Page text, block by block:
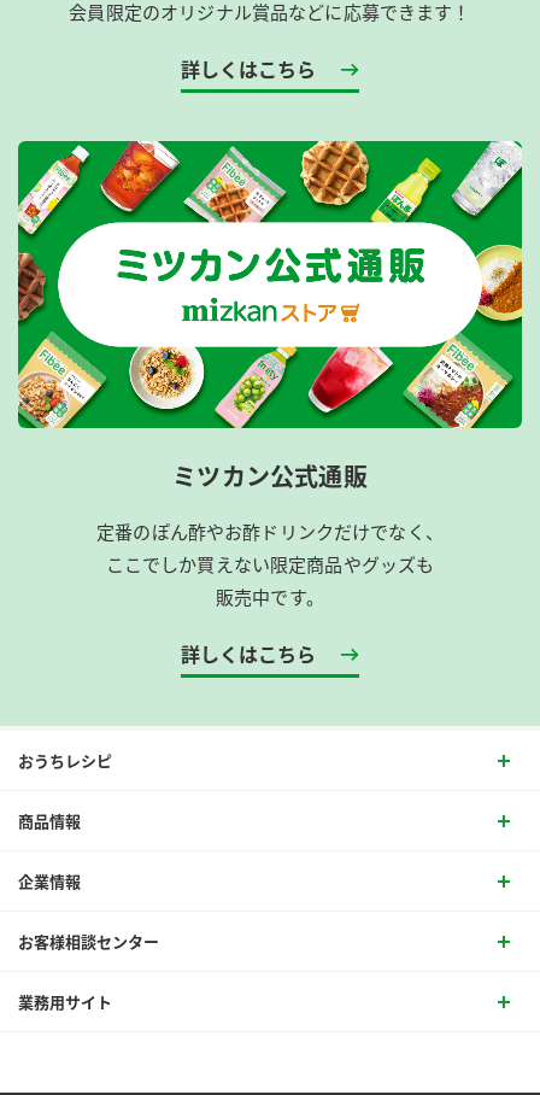
会員限定のオリジナル賞品などに応募できます！
詳しくはこちら
ミツカン公式通販
定番のぽん酢やお酢ドリンクだけでなく、
ここでしか買えない限定商品やグッズも
販売中です。
詳しくはこちら
おうちレシピ
商品情報
企業情報
お客様相談センター
業務用サイト